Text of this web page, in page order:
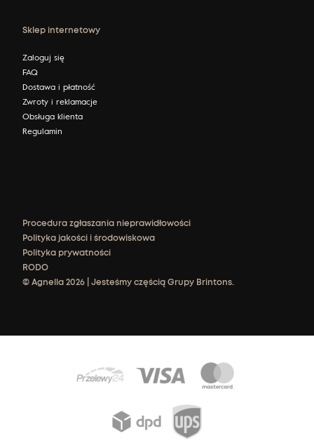
Sklep internetowy
Zaloguj się
FAQ
Dostawa i płatność
Zwroty i reklamacje
Obsługa klienta
Regulamin
Procedura zgłaszania nieprawidłowości
Polityka jakości i środowiskowa
Polityka prywatności
RODO
© Agnella 2026 | Jesteśmy częścią Grupy Brintons.